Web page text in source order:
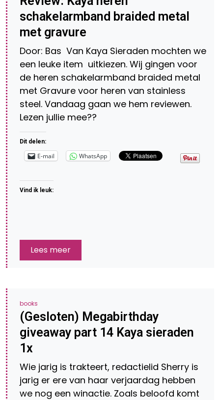
schakelarmband braided metal
met gravure
Door: Bas Van Kaya Sieraden mochten we
een leuke item uitkiezen. Wij gingen voor
de heren schakelarmband braided metal
met Gravure voor heren van stainless
steel. Vandaag gaan we hem reviewen.
Lezen jullie mee??
Dit delen:
E-mail WhatsApp
Vind ik leuk:
Lees meer
books
(Gesloten) Megabirthday
giveaway part 14 Kaya sieraden
1x
Wie jarig is trakteert, redactielid Sherry is
jarig er ere van haar verjaardag hebben
we nog een winactie. Zoals beloofd komt